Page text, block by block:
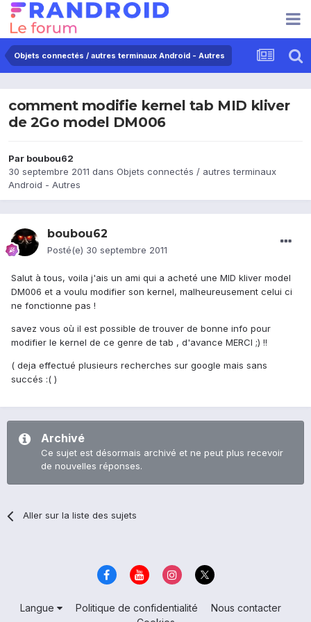
Objets connectés / autres terminaux Android - Autres
comment modifie kernel tab MID kliver
de 2Go model DM006
Par boubou62
30 septembre 2011 dans Objets connectés / autres terminaux
Android - Autres
boubou62
Posté(e) 30 septembre 2011
Salut à tous, voila j'ais un ami qui a acheté une MID kliver model
DM006 et a voulu modifier son kernel, malheureusement celui ci
ne fonctionne pas !
savez vous où il est possible de trouver de bonne info pour
modifier le kernel de ce genre de tab , d'avance MERCI ;) !!
( deja effectué plusieurs recherches sur google mais sans
succés :( )
Archivé
Ce sujet est désormais archivé et ne peut plus recevoir
de nouvelles réponses.
Aller sur la liste des sujets
Langue Politique de confidentialité
Nous contacter